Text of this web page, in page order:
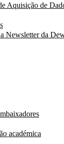
Aquisição de
Newsletter da
académica